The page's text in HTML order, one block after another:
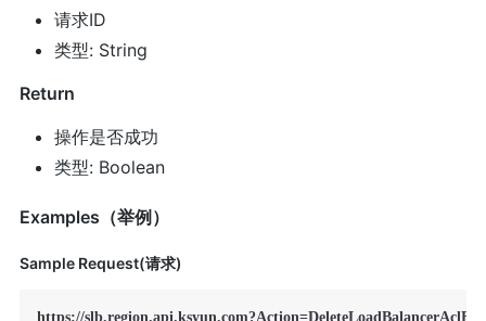
请求ID
类型: String
Return
操作是否成功
类型: Boolean
Examples（举例）
Sample Request(请求)